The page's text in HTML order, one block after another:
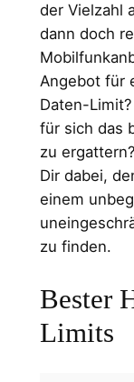
der Vielzahl
dann doch
Angebot für
Daten-
für sich das
zu
Dir dabei,
einem
zu finden.
Bester
Limits